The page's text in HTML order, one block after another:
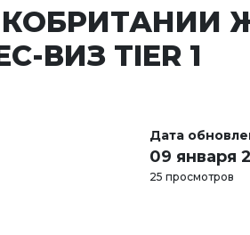
ВИЗ TIER 1
Дата
09 января
25 просмотров